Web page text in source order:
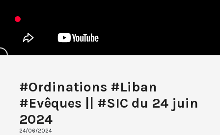
#Ordinations #Liban
#Evêques || #SIC du 24 juin
2024
24/06/2024